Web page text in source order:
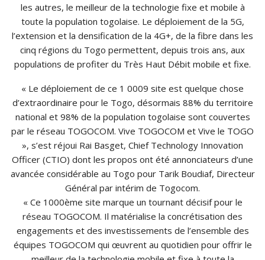
les autres, le meilleur de la technologie fixe et mobile à
toute la population togolaise. Le déploiement de la 5G,
l’extension et la densification de la 4G+, de la fibre dans les
cinq régions du Togo permettent, depuis trois ans, aux
populations de profiter du Très Haut Débit mobile et fixe.
« Le déploiement de ce 1 0009 site est quelque chose
d’extraordinaire pour le Togo, désormais 88% du territoire
national et 98% de la population togolaise sont couvertes
par le réseau TOGOCOM. Vive TOGOCOM et Vive le TOGO
», s’est réjoui Rai Basget, Chief Technology Innovation
Officer (CTIO) dont les propos ont été annonciateurs d’une
avancée considérable au Togo pour Tarik Boudiaf, Directeur
Général par intérim de Togocom.
« Ce 1000ème site marque un tournant décisif pour le
réseau TOGOCOM. Il matérialise la concrétisation des
engagements et des investissements de l’ensemble des
équipes TOGOCOM qui œuvrent au quotidien pour offrir le